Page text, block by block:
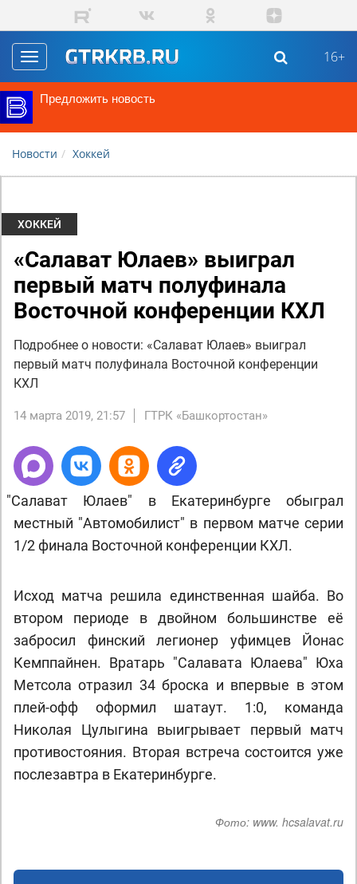
Перейти к основному содержанию
Toggle
navigation
16+
Предложить новость
Новости Хоккей
ХОККЕЙ
«Салават Юлаев» выиграл
первый матч полуфинала
Восточной конференции КХЛ
Подробнее о новости: «Салават Юлаев» выиграл
первый матч полуфинала Восточной конференции
КХЛ
14 марта 2019, 21:57 ГТРК «Башкортостан»
"Салават Юлаев" в Екатеринбурге обыграл
местный "Автомобилист" в первом матче серии
1/2 финала Восточной конференции КХЛ.
Исход матча решила единственная шайба. Во
втором периоде в двойном большинстве её
забросил финский легионер уфимцев Йонас
Кемппайнен. Вратарь "Салавата Юлаева" Юха
Метсола отразил 34 броска и впервые в этом
плей-офф оформил шатаут. 1:0, команда
Николая Цулыгина выигрывает первый матч
противостояния. Вторая встреча состоится уже
послезавтра в Екатеринбурге.
Фото: www. hcsalavat.ru